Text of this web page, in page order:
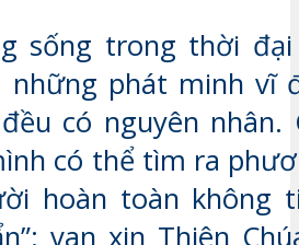
sống trong thời
những phát minh vĩ
có nguyên nhân.
có thể tìm ra
hoàn toàn không
van xin Thiên